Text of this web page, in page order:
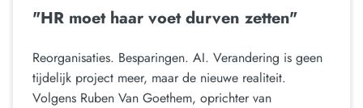
"HR moet haar voet durven zetten"
Reorganisaties. Besparingen. AI. Verandering is geen
tijdelijk project meer, maar de nieuwe realiteit.
Volgens Ruben Van Goethem, oprichter van